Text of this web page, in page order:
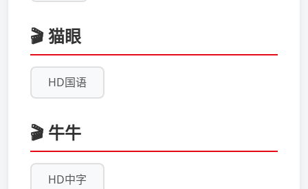
🎬 猫眼
HD国语
🎬 牛牛
HD中字